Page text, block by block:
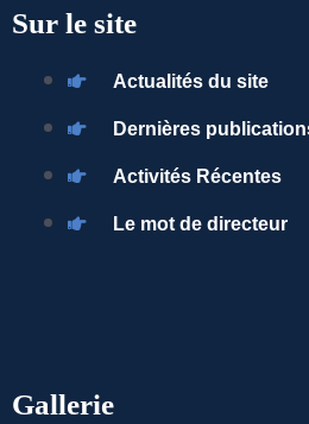
Sur le site
Actualités du site
Dernières
Activités Récentes
Le mot de directeur
Gallerie